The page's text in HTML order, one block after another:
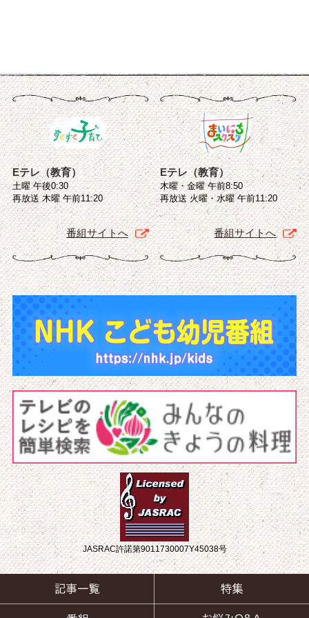
Eテレ（教育）
土曜 午後0:30
再放送 木曜 午前11:20
番組サイトへ
Eテレ（教育）
木曜・金曜 午前8:50
再放送 火曜・水曜 午前11:20
番組サイトへ
JASRAC許諾第9011730007Y45038号